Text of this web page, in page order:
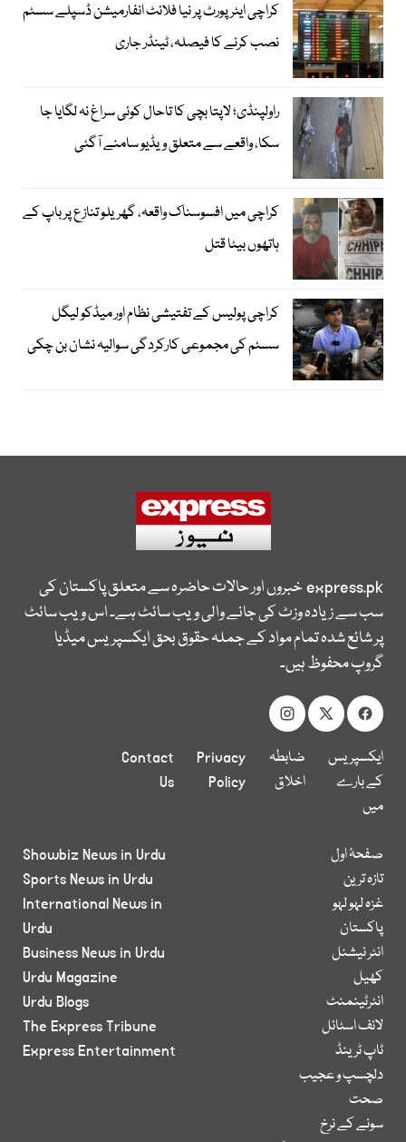
کراچی ایئرپورٹ پر نیا فلائٹ انفارمیشن ڈسپلے سسٹم
نصب کرنے کا فیصلہ، ٹینڈر جاری
راولپنڈی؛ لاپتا بچی کا تاحال کوئی سراغ نہ لگایا جا
سکا، واقعے سے متعلق ویڈیو سامنے آگئی
کراچی میں افسوسناک واقعہ، گھریلو تنازع پر باپ کے
ہاتھوں بیٹا قتل
کراچی پولیس کے تفتیشی نظام اور میڈکو لیگل
سسٹم کی مجموعی کارکردگی سوالیہ نشان بن چکی
express.pkخبروں اور حالات حاضرہ سے متعلق پاکستان کی
سب سے زیادہ وزٹ کی جانے والی ویب سائٹ ہے۔ اس ویب سائٹ
پر شائع شدہ تمام مواد کے جملہ حقوق بحق ایکسپریس میڈیا
گروپ محفوظ ہیں۔
ایکسپریس
کے بارے
میں
ضابطہ
اخلاق
Privacy
Policy
Contact
Us
صفحۂ اول
تازہ ترین
غزہ لہو لہو
پاکستان
انٹر نیشنل
کھیل
انٹرٹینمنٹ
لائف اسٹائل
ٹاپ ٹرینڈ
دلچسپ و عجیب
صحت
سونے کے نرخ
Showbiz News in Urdu
Sports News in Urdu
International News in
Urdu
Business News in Urdu
Urdu Magazine
Urdu Blogs
The Express Tribune
Express Entertainment